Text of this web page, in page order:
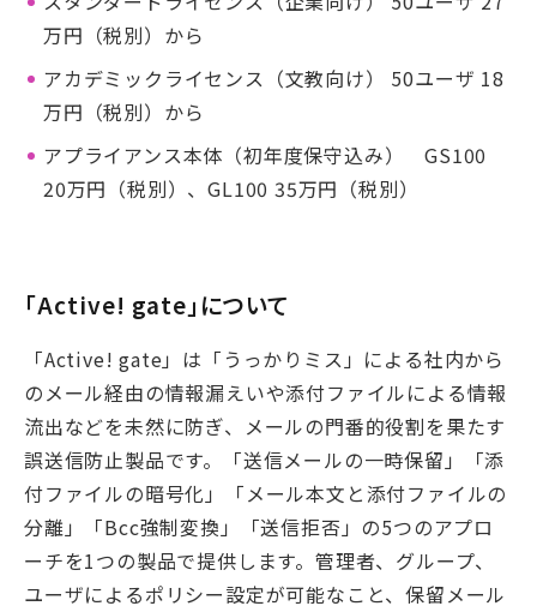
万円（税別）から
アカデミックライセンス（文教向け） 50ユーザ 18
万円（税別）から
アプライアンス本体（初年度保守込み） GS100
20万円（税別）、GL100 35万円（税別）
「Active! gate」について
「Active! gate」は「うっかりミス」による社内から
のメール経由の情報漏えいや添付ファイルによる情報
流出などを未然に防ぎ、メールの門番的役割を果たす
誤送信防止製品です。「送信メールの一時保留」「添
付ファイルの暗号化」「メール本文と添付ファイルの
分離」「Bcc強制変換」「送信拒否」の5つのアプロ
ーチを1つの製品で提供します。管理者、グループ、
ユーザによるポリシー設定が可能なこと、保留メール